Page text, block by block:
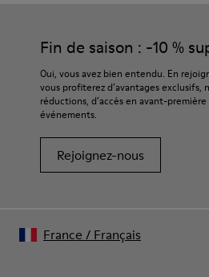
Fin de saison : -10 %
Oui, vous avez bien entendu. En
vous profiterez d’avantages exclusifs,
réductions, d’accès en avant-
événements.
Rejoignez-nous
France / Français